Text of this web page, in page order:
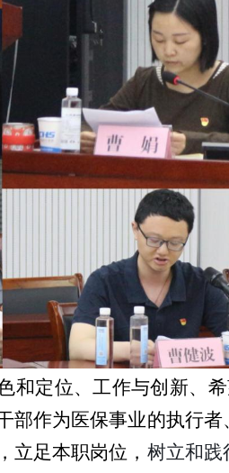
和定位、工作与创新、
部作为医保事业的执行
立足本职岗位， 树立和践